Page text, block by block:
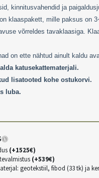
kinnitusvahendid ja
klaaspakett, mille paksus on
võrreldes tavaklaasiga.
on ette nähtud ainult kaldu
katusekattematerjali.
lisatooted kohe ostukorvi.
luba.
(+1525€)
(+539€)
geotekstiil, fibod (33 tk) ja